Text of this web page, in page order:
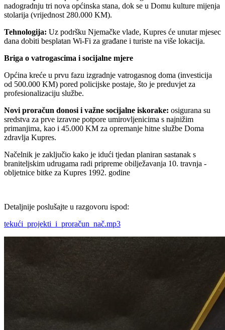
nadogradnju tri nova općinska stana, dok se u Domu kulture mijenja
stolarija (vrijednost 280.000 KM).
Tehnologija: Uz podršku Njemačke vlade, Kupres će unutar mjesec
dana dobiti besplatan Wi-Fi za građane i turiste na više lokacija.
Briga o vatrogascima i socijalne mjere
Općina kreće u prvu fazu izgradnje vatrogasnog doma (investicija
od 500.000 KM) pored policijske postaje, što je preduvjet za
profesionalizaciju službe.
Novi proračun donosi i važne socijalne iskorake: osigurana su
sredstva za prve izravne potpore umirovljenicima s najnižim
primanjima, kao i 45.000 KM za opremanje hitne službe Doma
zdravlja Kupres.
Načelnik je zaključio kako je idući tjedan planiran sastanak s
braniteljskim udrugama radi pripreme obilježavanja 10. travnja -
obljetnice bitke za Kupres 1992. godine
Detaljnije poslušajte u razgovoru ispod:
tekući_projekti_i_proračun_nač.mp3